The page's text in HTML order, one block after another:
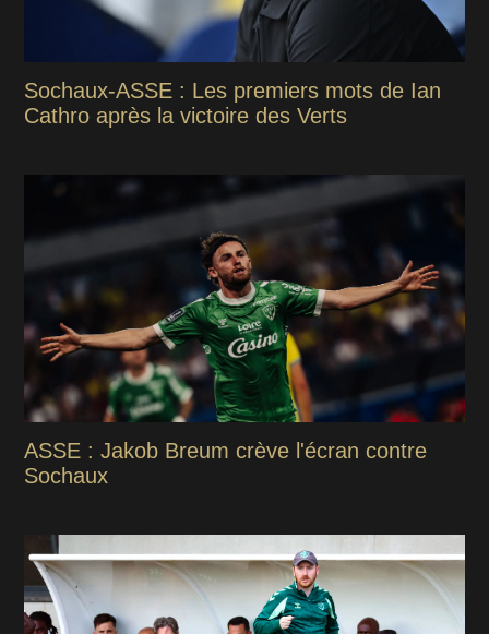
Sochaux-ASSE : Les premiers mots de Ian
Cathro après la victoire des Verts
ASSE : Jakob Breum crève l'écran contre
Sochaux